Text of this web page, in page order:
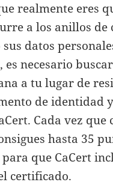
realmente eres
a los anillos de
datos
necesario
a tu lugar de
de identidad
Cada vez que
hasta 35
que CaCert
certificado.